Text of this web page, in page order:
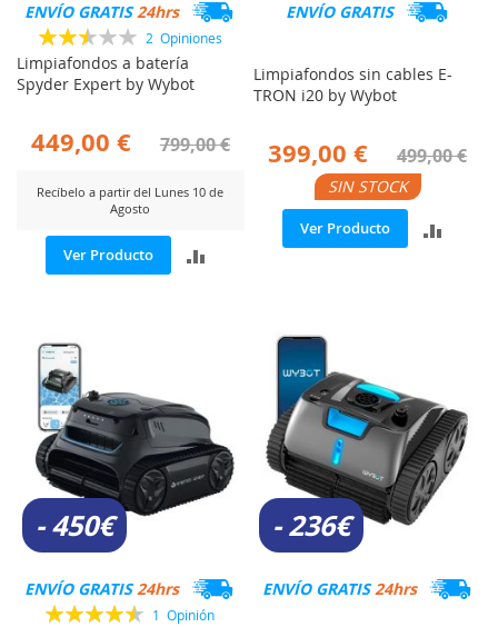
ENVÍO GRATIS24hrs
Valoración:
50%
2 Opiniones
Limpiafondos a batería
Spyder Expert by Wybot
449,00 € 799,00 €
Recíbelo a partir del Lunes 10 de
Agosto
Ver Producto
COMPARAR
ENVÍO GRATIS
Limpiafondos sin cables E-
TRON i20 by Wybot
399,00 € 499,00 €
SIN STOCK
Ver Producto
- 450€
ENVÍO GRATIS24hrs
Valoración:
1Opinión
- 236€
ENVÍO GRATIS24hrs